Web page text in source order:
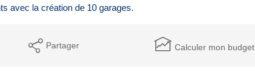
avec la création de 10 garages.
Partager Calculer mon budget